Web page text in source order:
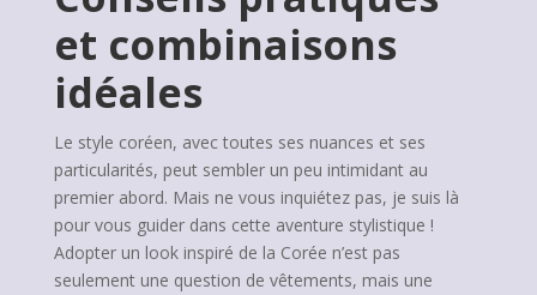
et combinaisons
idéales
Le style coréen, avec toutes ses nuances et ses
particularités, peut sembler un peu intimidant au
premier abord. Mais ne vous inquiétez pas, je suis là
pour vous guider dans cette aventure stylistique !
Adopter un look inspiré de la Corée n’est pas
seulement une question de vêtements, mais une